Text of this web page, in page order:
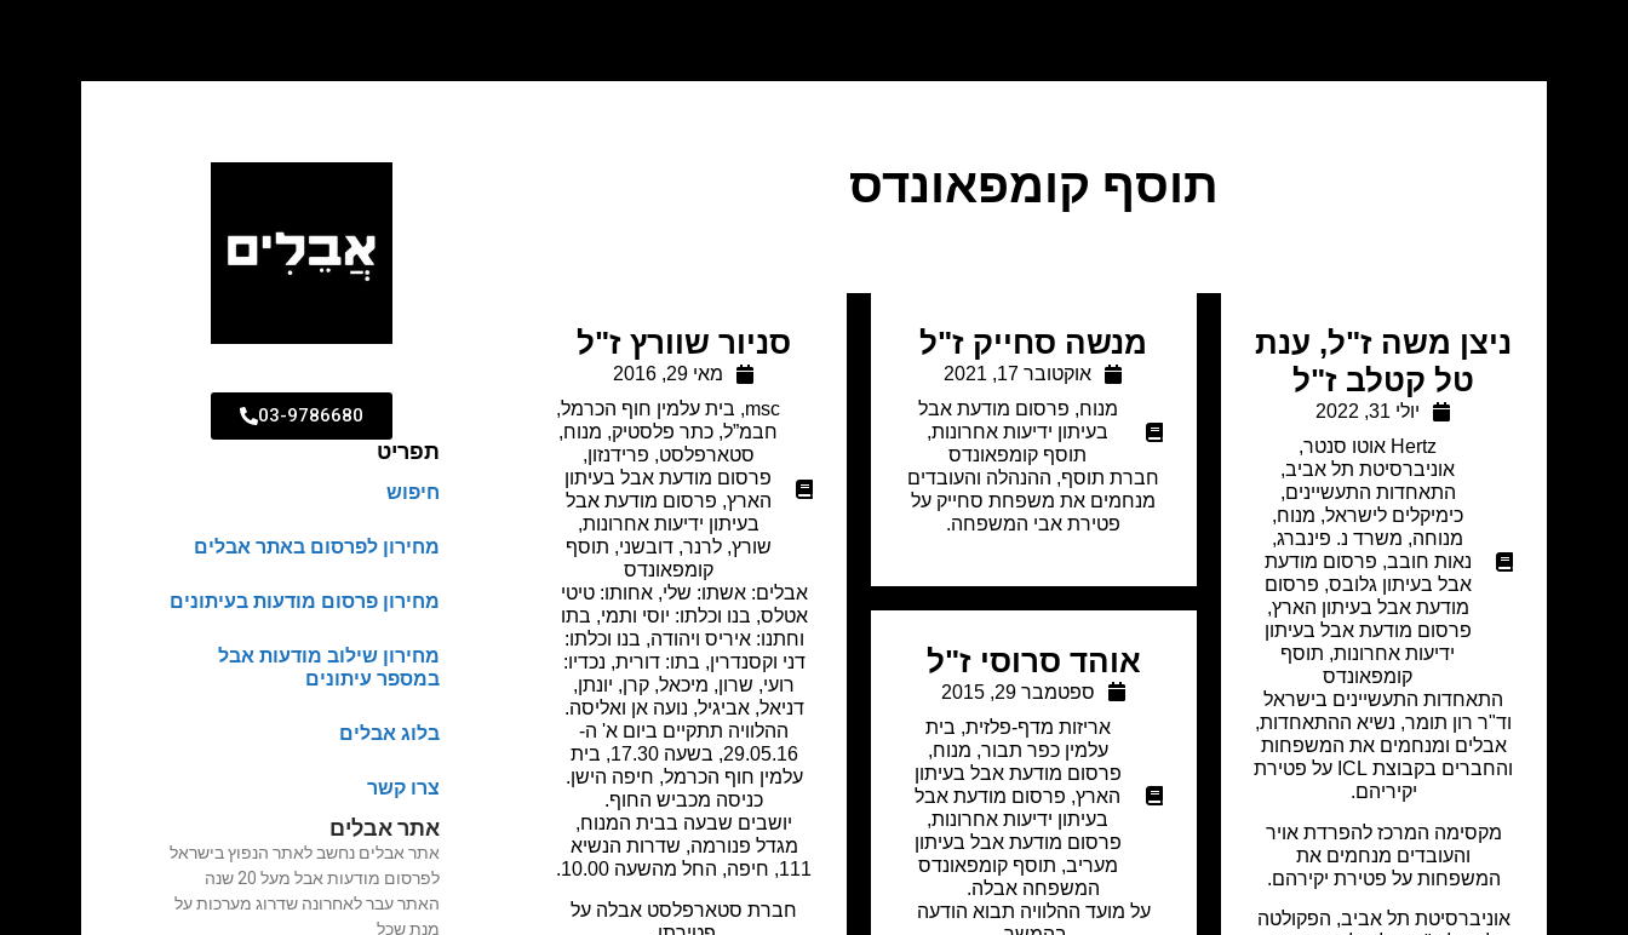
תוסף קומפאונדס
ניצן משה ז"ל, ענת
טל קטלב ז"ל
יולי 31, 2022
Hertz אוטו סנטר
,
אוניברסיטת תל אביב,
התאחדות התעשיינים,
כימיקלים לישראל, מנוח,
מנוחה, משרד נ. פינברג,
נאות חובב, פרסום מודעת
אבל בעיתון גלובס, פרסום
מודעת אבל בעיתון הארץ,
פרסום מודעת אבל בעיתון
ידיעות אחרונות, תוסף
קומפאונדס
התאחדות התעשיינים בישראל
וד"ר רון תומר, נשיא ההתאחדות,
אבלים ומנחמים את המשפחות
והחברים בקבוצת ICL על פטירת
יקיריהם.
מקסימה המרכז להפרדת אויר
והעובדים מנחמים את
המשפחות על פטירת יקירהם.
אוניברסיטת תל אביב, הפקולטה
מנשה סחייק ז"ל
אוקטובר 17, 2021
מנוח, פרסום מודעת אבל
בעיתון ידיעות אחרונות,
תוסף קומפאונדס
חברת תוסף, ההנהלה והעובדים
מנחמים את משפחת סחייק על
פטירת אבי המשפחה.
סניור שוורץ ז"ל
מאי 29, 2016
msc
, בית עלמין חוף הכרמל,
חבמ”ל, כתר פלסטיק, מנוח,
סטארפלסט, פרידנזון,
פרסום מודעת אבל בעיתון
הארץ, פרסום מודעת אבל
בעיתון ידיעות אחרונות,
שורץ, לרנר, דובשני, תוסף
קומפאונדס
אבלים: אשתו: שלי, אחותו: טיטי
אטלס, בנו וכלתו: יוסי ותמי, בתו
וחתנו: איריס ויהודה, בנו וכלתו:
דני וקסנדרין, בתו: דורית, נכדיו:
רועי, שרון, מיכאל, קרן, יונתן,
דניאל, אביגיל, נועה אן ואליסה.
ההלוויה תתקיים ביום א' ה-
29.05.16, בשעה 17.30, בית
עלמין חוף הכרמל, חיפה הישן.
כניסה מכביש החוף.
יושבים שבעה בבית המנוח,
מגדל פנורמה, שדרות הנשיא
111, חיפה, החל מהשעה 10.00.
חברת סטארפלסט אבלה על
אוהד סרוסי ז"ל
ספטמבר 29, 2015
אריזות מדף-פלזית, בית
עלמין כפר תבור, מנוח,
פרסום מודעת אבל בעיתון
הארץ, פרסום מודעת אבל
בעיתון ידיעות אחרונות,
פרסום מודעת אבל בעיתון
מעריב, תוסף קומפאונדס
המשפחה אבלה.
על מועד ההלוויה תבוא הודעה
03-9786680
תפריט
חיפוש
מחירון לפרסום באתר אבלים
מחירון פרסום מודעות בעיתונים
מחירון שילוב מודעות אבל
במספר עיתונים
בלוג אבלים
צרו קשר
אתר אבלים
אתר אבלים נחשב לאתר הנפוץ בישראל
לפרסום מודעות אבל מעל 20 שנה
האתר עבר לאחרונה שדרוג מערכות על
מנת שכל